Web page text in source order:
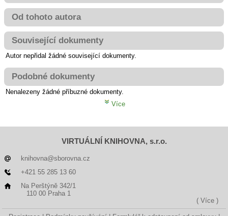
Od tohoto autora
Související dokumenty
Autor nepřidal žádné související dokumenty.
Podobné dokumenty
Nenalezeny žádné příbuzné dokumenty.
Více
VIRTUÁLNÍ KNIHOVNA, s.r.o.
knihovna@sborovna.cz
+421 55 285 13 60
Na Perštýně 342/1
110 00 Praha 1
( Více )